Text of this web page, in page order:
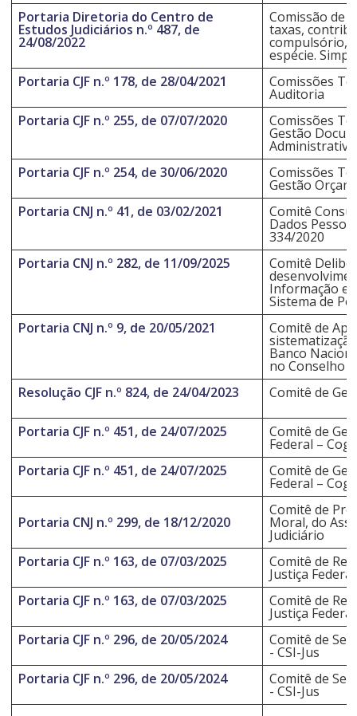
Portaria Diretoria do Centro de
Estudos Judiciários n.º 487, de
24/08/2022
Comissão de
taxas,
compulsório,
espécie.
Portaria CJF n.º 178, de 28/04/2021
Comissões
Auditoria
Portaria CJF n.º 255, de 07/07/2020
Comissões
Gestão
Portaria CJF n.º 254, de 30/06/2020
Comissões
Gestão
Portaria CNJ n.º 41, de 03/02/2021
Comitê
Dados
334/2020
Portaria CNJ n.º 282, de 11/09/2025
Comitê
Informação e
Sistema de
Portaria CNJ n.º 9, de 20/05/2021
Comitê de
Banco
no Conselho
Resolução CJF n.º 824, de 24/04/2023
Comitê de
Portaria CJF n.º 451, de 24/07/2025 Comitê de
Federal –
Portaria CJF n.º 451, de 24/07/2025
Comitê de
Federal –
Portaria CNJ n.º 299, de 18/12/2020
Comitê de
Moral, do
Judiciário
Portaria CJF n.º 163, de 07/03/2025
Comitê de
Justiça
Portaria CJF n.º 163, de 07/03/2025
Comitê de
Justiça
Portaria CJF n.º 296, de 20/05/2024
Comitê de
- CSI-Jus
Portaria CJF n.º 296, de 20/05/2024
Comitê de
- CSI-Jus